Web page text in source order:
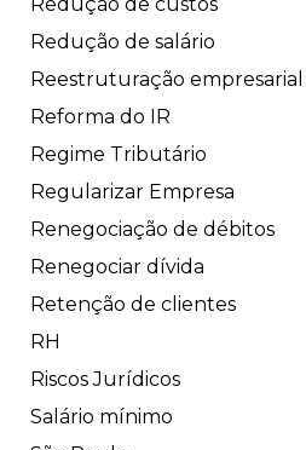
Redução de custos
Redução de salário
Reestruturação empresarial
Reforma do IR
Regime Tributário
Regularizar Empresa
Renegociação de débitos
Renegociar dívida
Retenção de clientes
RH
Riscos Jurídicos
Salário mínimo